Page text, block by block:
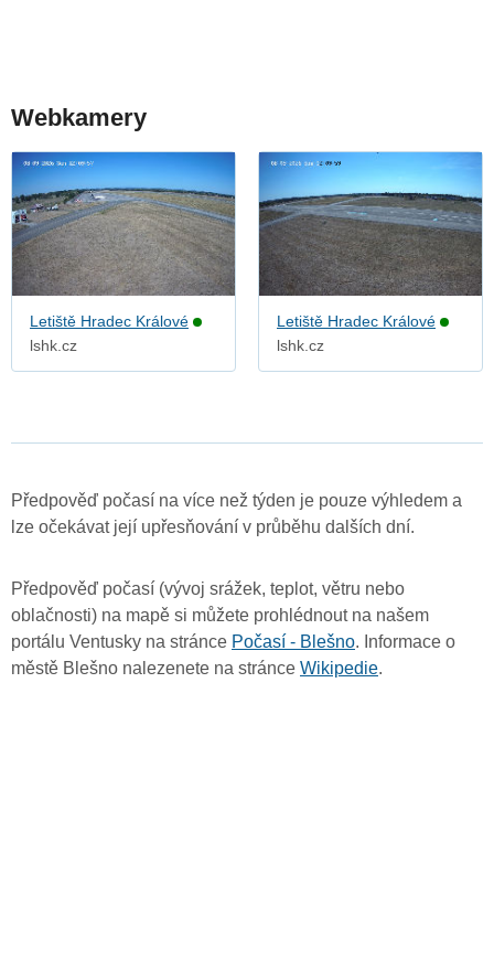
Webkamery
Letiště Hradec Králové
lshk.cz
Letiště Hradec Králové
lshk.cz
Předpověď počasí na více než týden je pouze výhledem a
lze očekávat její upřesňování v průběhu dalších dní.
Předpověď počasí (vývoj srážek, teplot, větru nebo
oblačnosti) na mapě si můžete prohlédnout na našem
portálu Ventusky na stránce Počasí - Blešno. Informace o
městě Blešno nalezenete na stránce Wikipedie.